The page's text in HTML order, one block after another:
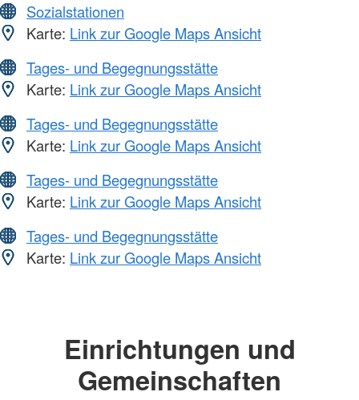
Sozialstationen
Karte: Link zur Google Maps Ansicht
Tages- und Begegnungsstätte
Karte: Link zur Google Maps Ansicht
Tages- und Begegnungsstätte
Karte: Link zur Google Maps Ansicht
Tages- und Begegnungsstätte
Karte: Link zur Google Maps Ansicht
Tages- und Begegnungsstätte
Karte: Link zur Google Maps Ansicht
Einrichtungen und
Gemeinschaften